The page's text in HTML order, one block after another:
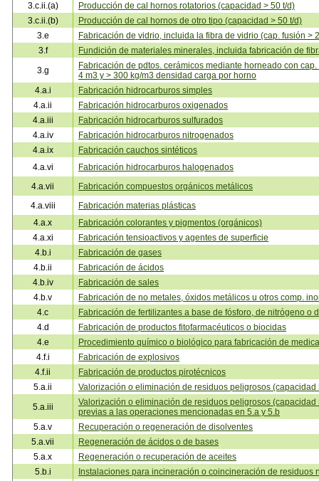
3.c.ii.(a)
Producción de cal hornos rotatorios (capacidad > 50 t/d)
3.c.ii.(b)
Producción de cal hornos de otro tipo (capacidad > 50 t/d)
3.e
Fabricación de vidrio, incluida la fibra de vidrio (cap. fusión >
3.f
Fundición de materiales minerales, incluida fabricación de
3.g
Fabricación de pdtos. cerámicos mediante horneado con
4 m3 y > 300 kg/m3 densidad carga por horno
4.a.i
Fabricación hidrocarburos simples
4.a.ii
Fabricación hidrocarburos oxigenados
4.a.iii
Fabricación hidrocarburos sulfurados
4.a.iv
Fabricación hidrocarburos nitrogenados
4.a.ix
Fabricación cauchos sintéticos
4.a.vi
Fabricación hidrocarburos halogenados
4.a.vii
Fabricación compuestos orgánicos metálicos
4.a.viii
Fabricación materias plásticas
4.a.x
Fabricación colorantes y pigmentos (orgánicos)
4.a.xi
Fabricación tensioactivos y agentes de superficie
4.b.i
Fabricación de gases
4.b.ii
Fabricación de ácidos
4.b.iv
Fabricación de sales
4.b.v
Fabricación de no metales, óxidos metálicos u otros comp.
4.c
Fabricación de fertilizantes a base de fósforo, de nitrógeno o
4.d
Fabricación de productos fitofarmacéuticos o biocidas
4.e
Procedimiento químico o biológico para fabricación de
4.f.i
Fabricación de explosivos
4.f.ii
Fabricación de productos pirotécnicos
5.a.ii
Valorización o eliminación de residuos peligrosos
5.a.iii
Valorización o eliminación de residuos peligrosos
previas a las operaciones mencionadas en 5.a y 5.b
5.a.v
Recuperación o regeneración de disolventes
5.a.vii
Regeneración de ácidos o de bases
5.a.x
Regeneración o recuperación de aceites
5.b.i
Instalaciones para incineración o coincineración de residuos